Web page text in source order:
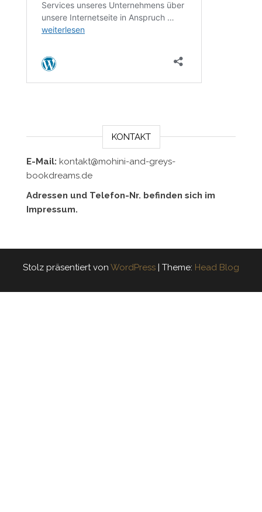
KONTAKT
E-Mail: kontakt@mohini-and-greys-
bookdreams.de
Adressen und Telefon-Nr. befinden sich im
Impressum.
Stolz präsentiert von WordPress | Theme: Head Blog